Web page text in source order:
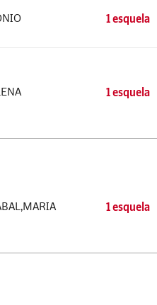
1 esquela
1 esquela
1 esquela